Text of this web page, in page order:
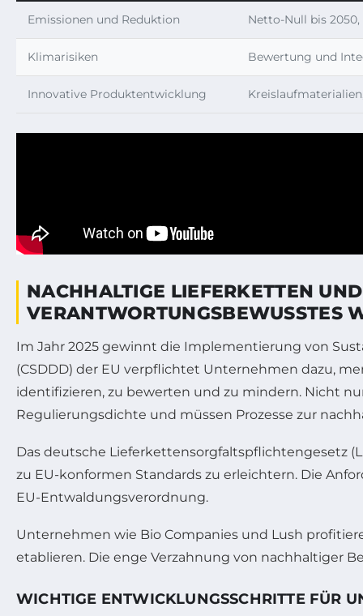
Emissionen und Reduktion Netto-Null bis
Klimarisiken Bewertung und
Innovative Produktentwicklung
NACHHALTIGE LIEFERKETTEN
VERANTWORTUNGSBEWUSSTES
Im Jahr 2025 gewinnt die Implementierung von
(CSDDD) der EU verpflichtet Unternehmen dazu,
identifizieren, zu bewerten und zu mindern. Nicht
Regulierungsdichte und müssen Prozesse zur
Das deutsche Lieferkettensorgfaltspflichtengesetz
zu EU-konformen Standards zu erleichtern. Die
EU-Entwaldungsverordnung.
Unternehmen wie Bio Companies und Lush
etablieren. Die enge Verzahnung von nachhaltiger
WICHTIGE ENTWICKLUNGSSCHRITTE FÜR